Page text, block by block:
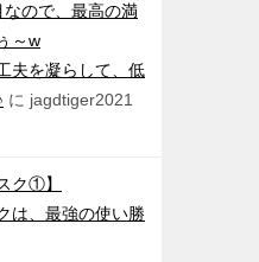
ので、最高の満
～w
夫を凝らして、低
に jagdtiger2021
ク①】
は、最強の使い勝